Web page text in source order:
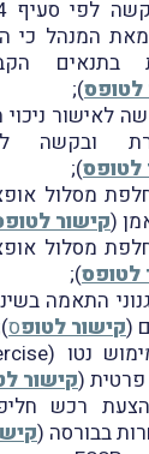
המנהל כי
לטופס);
לאישור
ובקשה
לטופס);
(קישור
מסלול
לטופס);
התאמה
(קישור לטופס
(קישור
רכש
בבורסה (